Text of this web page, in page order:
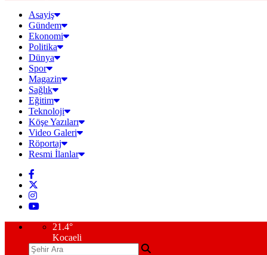
Asayiş
Gündem
Ekonomi
Politika
Dünya
Spor
Magazin
Sağlık
Eğitim
Teknoloji
Köşe Yazıları
Video Galeri
Röportaj
Resmi İlanlar
21.4°
Kocaeli